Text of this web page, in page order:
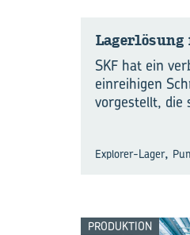
SKF hat ein
einreihigen
vorgestellt, die
Explorer-Lager,
PRODUKTION